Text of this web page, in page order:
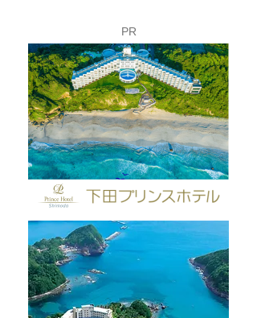
富士山こどもの国で「下
田市フェア」開催✨
PR